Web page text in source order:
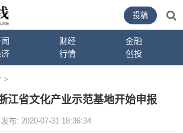
财经
金融
行情 创投
投稿
>
江省文化产业示范基地开始申报
发布: 2020-07-31 18:36:34